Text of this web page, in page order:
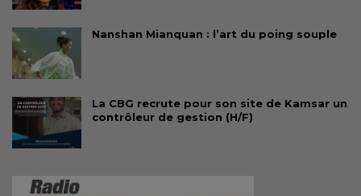
Nanshan Mianquan : l’art du poing souple
La CBG recrute pour son site de Kamsar un
contrôleur de gestion (H/F)